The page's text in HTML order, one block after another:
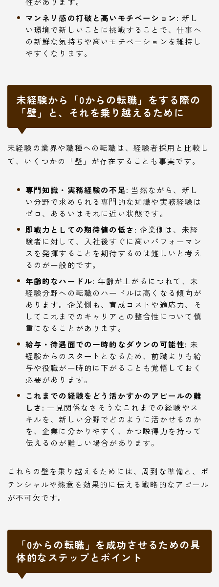
マンネリ感の打破と高いモチベーション: 新し
い環境で新しいことに挑戦することで、仕事へ
の新鮮な気持ちや高いモチベーションを維持し
やすくなります。
未経験から「0からの転職」をする際の
「壁」と、それを乗り越えるために
未経験の業界や職種への転職は、経験者採用と比較し
て、いくつかの「壁」が存在することも事実です。
専門知識・実務経験の不足: 当然ながら、新し
い分野で求められる専門的な知識や実務経験は
ゼロ、あるいはそれに近い状態です。
即戦力としての期待値の低さ: 企業側は、未経
験者に対して、入社後すぐに高いパフォーマン
スを発揮することを期待するのは難しいと考え
るのが一般的です。
年齢的なハードル: 年齢が上がるにつれて、未
経験分野への転職のハードルは高くなる傾向が
あります。企業側も、育成コストや適応力、そ
してこれまでのキャリアとの整合性について慎
重になることがあります。
給与・待遇面での一時的なダウンの可能性: 未
経験からのスタートとなるため、前職よりも給
与や役職が一時的に下がることも覚悟しておく
必要があります。
これまでの経験をどう活かすかのアピールの難
しさ: 一見関係なさそうなこれまでの経験やス
キルを、新しい分野でどのように活かせるのか
を、企業に分かりやすく、かつ説得力を持って
伝えるのが難しい場合があります。
これらの壁を乗り越えるためには、周到な準備と、ポ
テンシャルや熱意を効果的に伝える戦略的なアピール
が不可欠です。
「0からの転職」を成功させるための具
体的なステップとポイント